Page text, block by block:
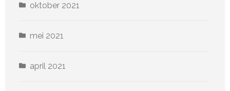
oktober 2021
mei 2021
april 2021